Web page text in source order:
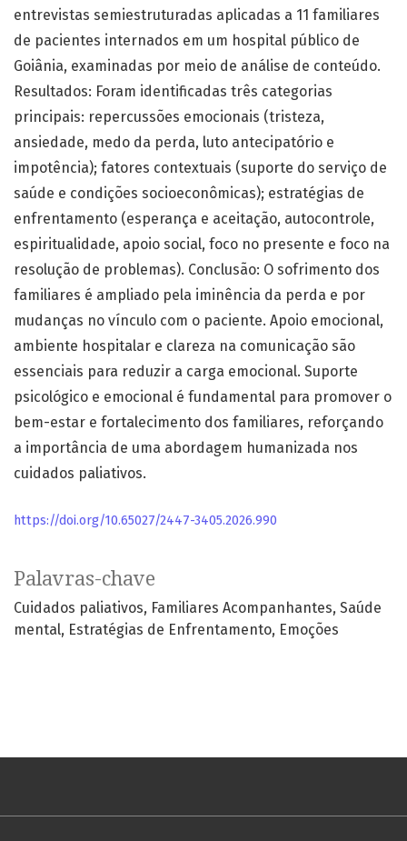
Palavras-chave
Cuidados paliativos Familiares Acompanhantes Saúde
mental Estratégias de Enfrentamento Emoções
entrevistas semiestruturadas aplicadas a 11 familiares
de pacientes internados em um hospital público de
Goiânia, examinadas por meio de análise de conteúdo.
Resultados: Foram identificadas três categorias
principais: repercussões emocionais (tristeza,
ansiedade, medo da perda, luto antecipatório e
impotência); fatores contextuais (suporte do serviço de
saúde e condições socioeconômicas); estratégias de
enfrentamento (esperança e aceitação, autocontrole,
espiritualidade, apoio social, foco no presente e foco na
resolução de problemas). Conclusão: O sofrimento dos
familiares é ampliado pela iminência da perda e por
mudanças no vínculo com o paciente. Apoio emocional,
ambiente hospitalar e clareza na comunicação são
essenciais para reduzir a carga emocional. Suporte
psicológico e emocional é fundamental para promover o
bem-estar e fortalecimento dos familiares, reforçando
a importância de uma abordagem humanizada nos
cuidados paliativos.
https://doi.org/10.65027/2447-3405.2026.990